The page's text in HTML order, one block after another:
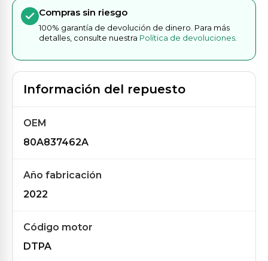
Compras sin riesgo
100% garantía de devolución de dinero. Para más
detalles, consulte nuestra Política de devoluciones
Información del repuesto
OEM
80A837462A
Año fabricación
2022
Código motor
DTPA